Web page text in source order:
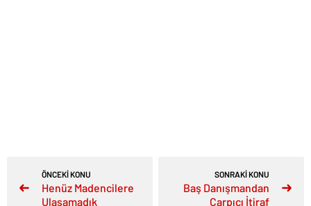
ÖNCEKİ KONU
Henüz Madencilere
Ulaşamadık
SONRAKİ KONU
Baş Danışmandan
Çarpıcı İtiraf